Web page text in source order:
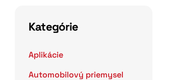
Kategórie
Aplikácie
Automobilový priemysel